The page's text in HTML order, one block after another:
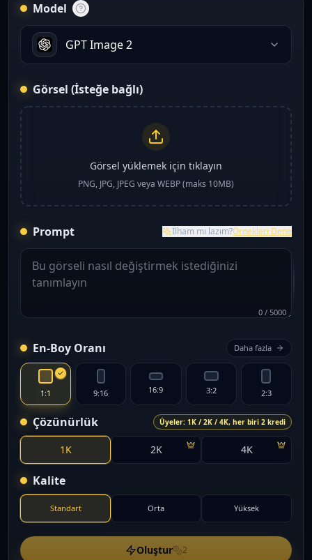
Model
GPT Image 2
Görsel (İsteğe bağlı)
Görsel yüklemek için tıklayın
PNG, JPG, JPEG veya WEBP (maks 10MB)
Prompt İlham mı lazım?Örnekleri Dene
0 / 5000
En-Boy Oranı Daha fazla
1:1 9:16 16:9 3:2 2:3
Çözünürlük Üyeler: 1K / 2K / 4K, her biri 2 kredi
1K 2K 4K
Kalite
Standart Orta Yüksek
Oluştur 2